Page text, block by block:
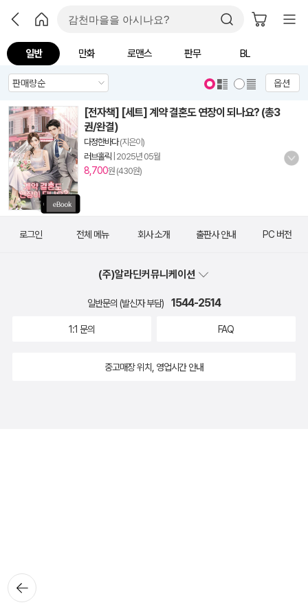
일반 만화 로맨스 판무 BL
옵션
[전자책] [세트] 계약 결혼도 연장이 되나요? (총3
권/완결)
다정한바다(지은이)
러브홀릭 2025년 05월
8,700원 (430원)
뒤로가
기
로그인 전체 메뉴 회사 소개 출판사 안내 PC 버전
(주)알라딘커뮤니케이션
일반문의 (발신자 부담) 1544-2514
1:1 문의 FAQ
중고매장 위치, 영업시간 안내